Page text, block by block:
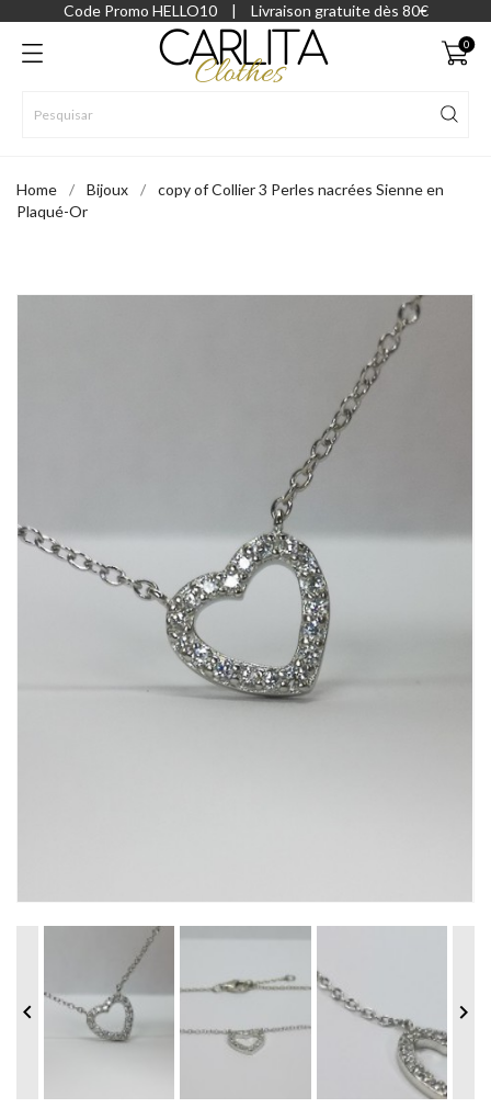
Code Promo HELLO10 | Livraison gratuite dès 80€
0
Home Bijoux
copy of Collier 3 Perles nacrées Sienne en
Plaqué-Or
 